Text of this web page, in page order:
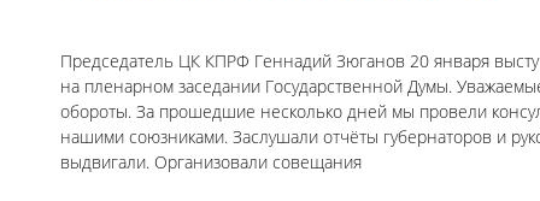
Председатель ЦК КПРФ Геннадий Зюганов 20 января
на пленарном заседании Государственной Думы.
обороты. За прошедшие несколько дней мы провели
нашими союзниками. Заслушали отчёты губернаторов и
выдвигали. Организовали совещания